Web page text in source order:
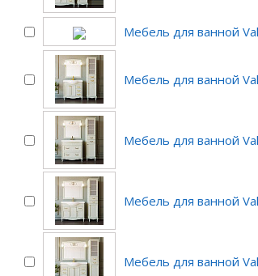
Мебель для ванной
Мебель для ванной
Мебель для ванной
Мебель для ванной
Мебель для ванной